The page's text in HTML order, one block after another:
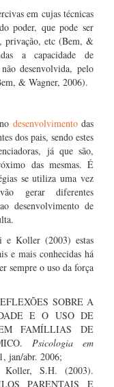
em cujas técnicas
poder, que pode ser
privação, etc (Bem, &
a capacidade de
desenvolvida, pelo
& Wagner, 2006).
desenvolvimentodas
dos pais, sendo estes
já que são,
das mesmas. É
se utiliza uma vez
gerar diferentes
desenvolvimento de
e Koller (2003) estas
e mais conhecidas há
sempre o uso da força
SOBRE A
E O USO DE
FAMÍLLIAS DE
Psicologia em
jan/abr. 2006;
S.H. (2003).
PARENTAIS E